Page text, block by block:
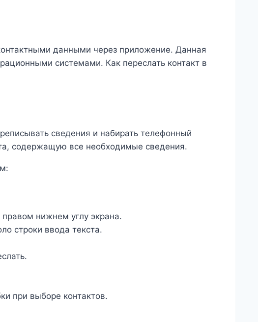
данными через приложение. Данная
системами. Как переслать контакт в
сведения и набирать телефонный
содержащую все необходимые сведения.
нижнем углу экрана.
строки ввода текста.
при выборе контактов.